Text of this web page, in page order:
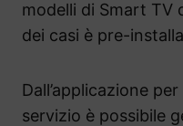
modelli di Smart TV
dei casi è pre-
Dall’applicazione
servizio è possibile